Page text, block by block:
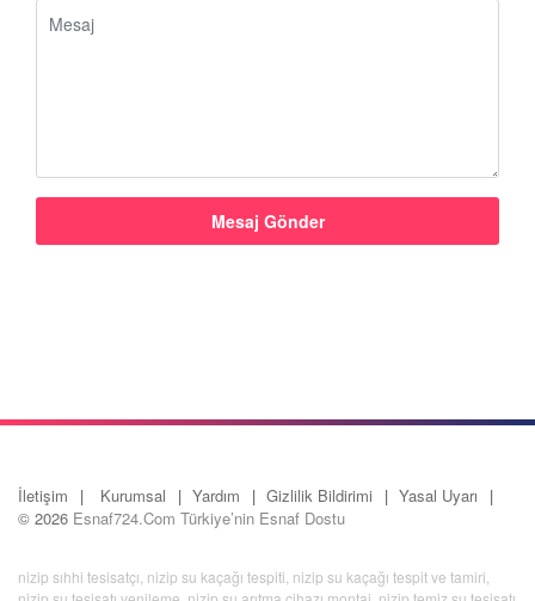
İletişim Kurumsal Yardım Gizlilik Bildirimi
Yasal Uyarı
© 2026 Esnaf724.Com Türkiye’nin Esnaf Dostu
nizip sıhhi tesisatçı nizip su kaçağı tespiti nizip su kaçağı tespit ve tamiri